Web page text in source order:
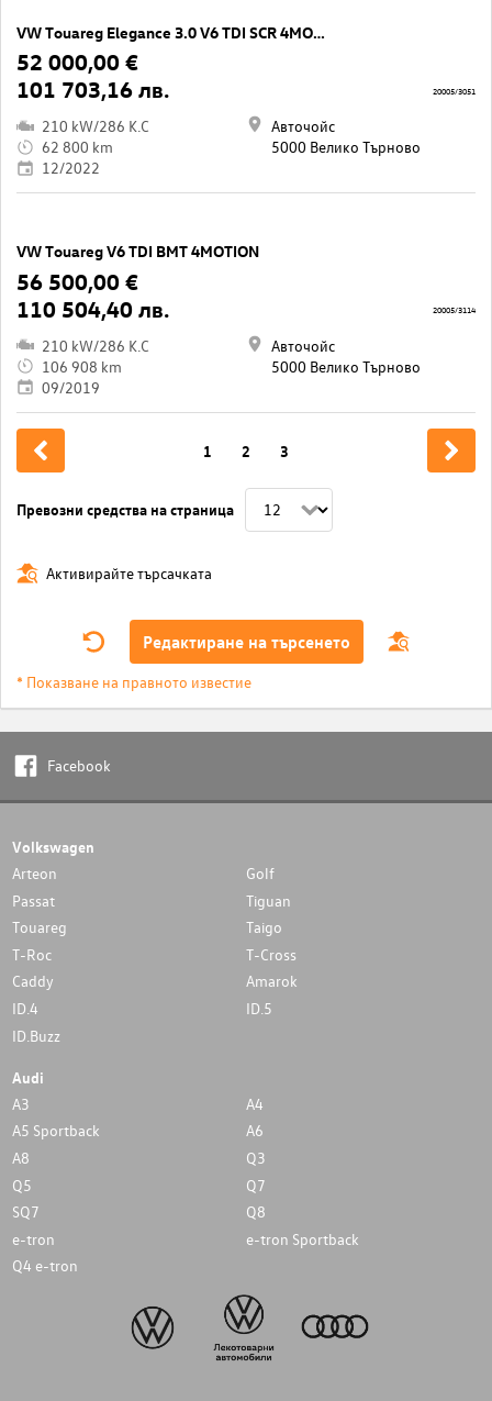
VW Touareg Elegance 3.0 V6 TDI SCR 4MOTION
52 000,00 €
101 703,16 лв.
210 kW/286 K.C
62 800 km
12/2022
Авточойс
5000 Велико Търново
20005/3051
VW Touareg V6 TDI BMT 4MOTION
56 500,00 €
110 504,40 лв.
210 kW/286 K.C
106 908 km
09/2019
Авточойс
5000 Велико Търново
20005/3114
Превозни средства на страница
1 2 3
Активирайте търсачката
Редактиране на търсенето
* Показване на правното известие
Facebook
Volkswagen
Arteon
Golf
Passat
Tiguan
Touareg
Taigo
T-Roc
T-Cross
Caddy
Amarok
ID.4
ID.5
ID.Buzz
Audi
A3
A4
A5 Sportback
A6
A8
Q3
Q5
Q7
SQ7
Q8
e-tron
e-tron Sportback
Q4 e-tron